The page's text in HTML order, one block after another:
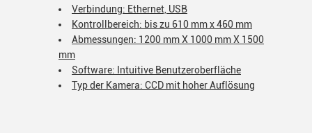
Verbindung: Ethernet, USB
Kontrollbereich: bis zu 610 mm x 460 mm
Abmessungen: 1200 mm X 1000 mm X 1500
mm
Software: Intuitive Benutzeroberfläche
Typ der Kamera: CCD mit hoher Auflösung